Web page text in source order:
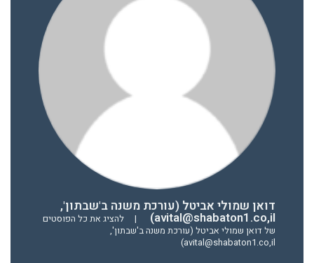
דואן שמולי אביטל (עורכת משנה ב'שבתון',
avital@shabaton1.co,il)
|
להציג את כל הפוסטים
של דואן שמולי אביטל (עורכת משנה ב'שבתון',
avital@shabaton1.co,il)